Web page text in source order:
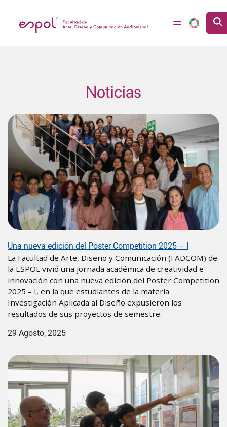
Noticias
Image
Una nueva edición del Poster Competition 2025 – I
La Facultad de Arte, Diseño y Comunicación (FADCOM) de
la ESPOL vivió una jornada académica de creatividad e
innovación con una nueva edición del Poster Competition
2025 – I, en la que estudiantes de la materia
Investigación Aplicada al Diseño expusieron los
resultados de sus proyectos de semestre.
29 Agosto, 2025
Image